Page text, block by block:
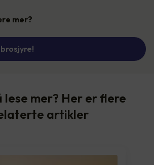
mer?
lese mer? Her er flere
artikler